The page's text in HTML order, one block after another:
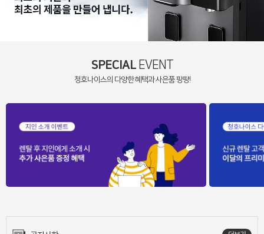
SPECIALEVENT
청호나이스의 다양한 혜택과 사은품 팡팡!